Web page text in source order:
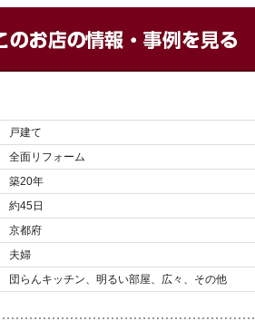
戸建て
全面リフォーム
築20年
約45日
京都府
夫婦
団らんキッチン、明るい部屋、広々、その他